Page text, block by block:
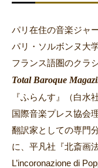
パリ在住の音楽ジャ
パリ・ソルボンヌ大
フランス語圏のクラ
Total Baroque
『ふらんす』（白水
国際音楽プレス協会理
翻訳家としての専門
に、平凡社『北斎画
L’incoronazione di